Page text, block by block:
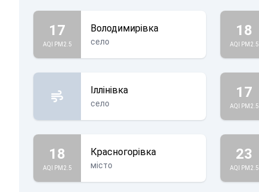
17
AQI PM2.5
Володимирівка
село
18
AQI PM2.5
Іллінівка
село
17
AQI PM2.5
18
AQI PM2.5
Красногорівка
місто
23
AQI PM2.5